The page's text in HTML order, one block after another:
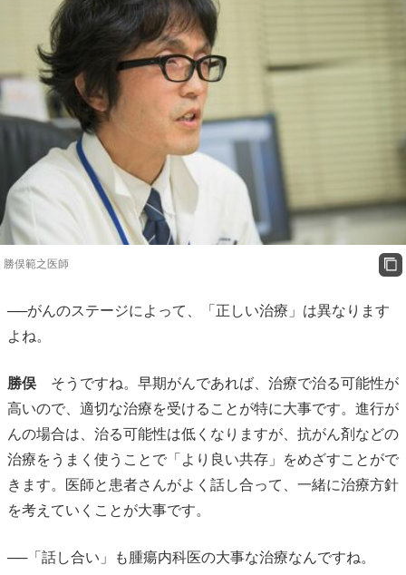
勝俣範之医師
──がんのステージによって、「正しい治療」は異なります
よね。
勝俣そうですね。早期がんであれば、治療で治る可能性が
高いので、適切な治療を受けることが特に大事です。進行が
んの場合は、治る可能性は低くなりますが、抗がん剤などの
治療をうまく使うことで「より良い共存」をめざすことがで
きます。医師と患者さんがよく話し合って、一緒に治療方針
を考えていくことが大事です。
──「話し合い」も腫瘍内科医の大事な治療なんですね。